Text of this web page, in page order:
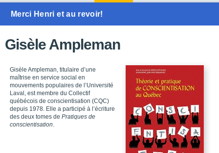
Merci Henri et au revoir!
Gisèle Ampleman
Gisèle Ampleman, titulaire d’une
maîtrise en service social en
mouvements populaires de l’Université
Laval, est membre du Collectif
québécois de conscientisation (CQC)
depuis 1978. Elle a participé à l’écriture
des deux tomes de Pratiques de
conscientisation.